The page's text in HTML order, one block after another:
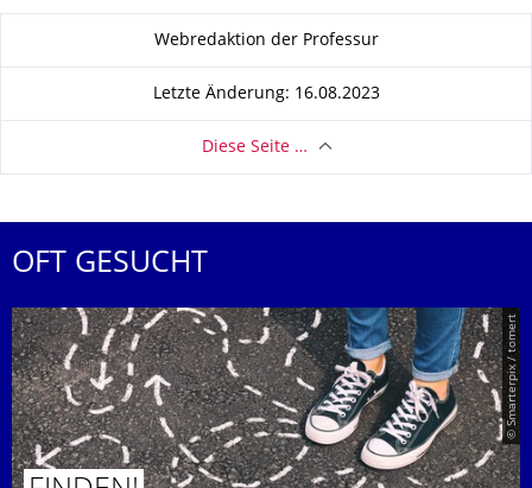
Zu dieser SeiteWebredaktion der Professur
Letzte Änderung: 16.08.2023
Diese Seite …
OFT GESUCHT
© Smarterpix / tomert